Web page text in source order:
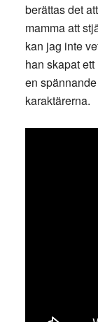
berättas det
mamma att
kan jag inte
han skapat
en
karaktärerna.